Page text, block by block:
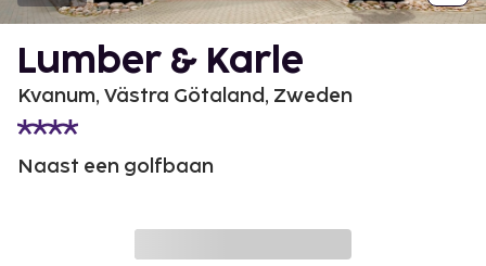
Lumber & Karle
Kvanum, Västra Götaland, Zweden
Naast een golfbaan